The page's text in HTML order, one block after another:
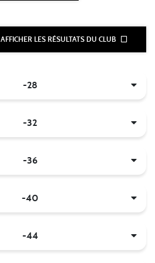
AFFICHER LES RÉSULTATS DU CLUB
-28
-32
-36
-40
-44